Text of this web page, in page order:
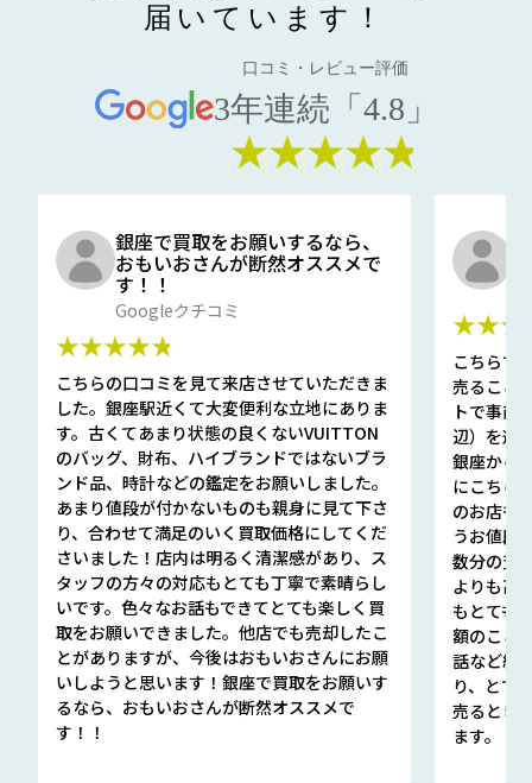
届いています！
口コミ・レビュー評価
3年連続「4.8」
★★★★★
銀座で買取をお願いするなら、
おもいおさんが断然オススメで
す！！
Googleクチコミ
★★★★★
こちらの口コミを見て来店させていただきま
した。銀座駅近くて大変便利な立地にありま
す。古くてあまり状態の良くないVUITTON
のバッグ、財布、ハイブランドではないブラ
ンド品、時計などの鑑定をお願いしました。
あまり値段が付かないものも親身に見て下さ
り、合わせて満足のいく買取価格にしてくだ
さいました！店内は明るく清潔感があり、ス
タッフの方々の対応もとても丁寧で素晴らし
いです。色々なお話もできてとても楽しく買
取をお願いできました。他店でも売却したこ
とがありますが、今後はおもいおさんにお願
いしようと思います！銀座で買取をお願いす
るなら、おもいおさんが断然オススメで
す！！
こちらで
売ること
トで事前
辺）を選
銀座から
にこちら
のお店も
うお値段
数分の査
よりも高
もとても
額のこと
話など細
り、とて
売るとき
ます。